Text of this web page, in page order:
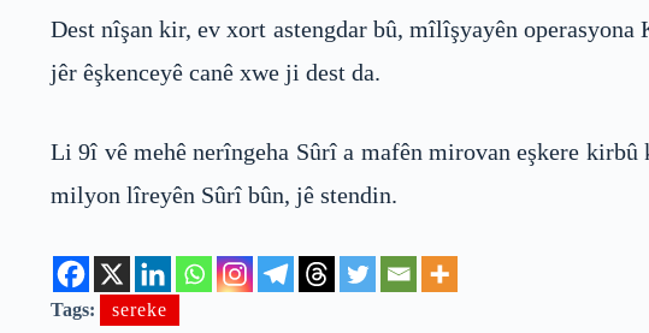
Dest nîşan kir, ev xort astengdar bû, mîlîşyayên
jêr êşkenceyê canê xwe ji dest da.
Li 9î vê mehê nerîngeha Sûrî a mafên mirovan eşkere
milyon lîreyên Sûrî bûn, jê stendin.
Tags: sereke